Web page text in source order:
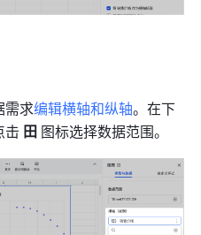
需求编辑横轴和纵轴。在下
击 田 图标选择数据范围。